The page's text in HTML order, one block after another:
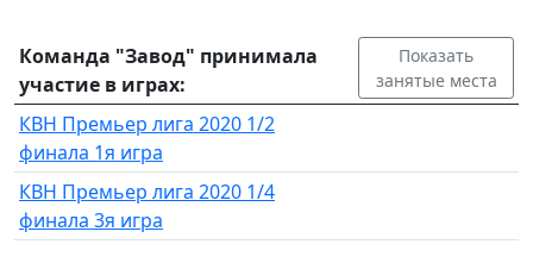
Команда "Завод" принимала
участие в играх:
Показать
занятые места
КВН Премьер лига 2020 1/2
финала 1я игра
КВН Премьер лига 2020 1/4
финала 3я игра